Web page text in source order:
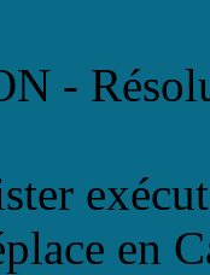
-
en